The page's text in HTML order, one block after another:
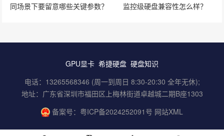
同场景下要留意哪些关键参数？
监控级硬盘兼容性怎么样？
GPU显卡 希捷硬盘 硬盘知识
电话：13265568346 (周一到周日 8:30-20:30 全年无休);
地址：广东省深圳市福田区上梅林街道卓越城二期B座1303
备案号： 粤ICP备2024252091号 网站XML